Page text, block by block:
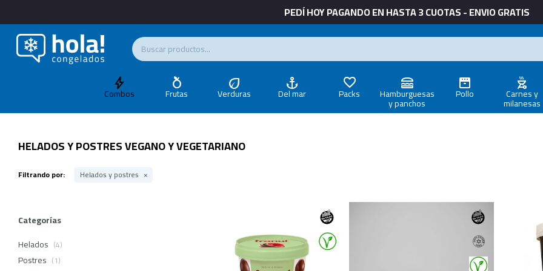
PEDÍ HOY PAGANDO EN HASTA 3 CUOTAS - ENVIO GRATIS
Combos Frutas Verduras Del mar Packs Hamburguesas
y panchos
Pollo Carnes y
milanesas
HELADOS Y POSTRES VEGANO Y VEGETARIANO
Filtrando por: Helados y postres
Categorías
Helados (4)
Postres (1)